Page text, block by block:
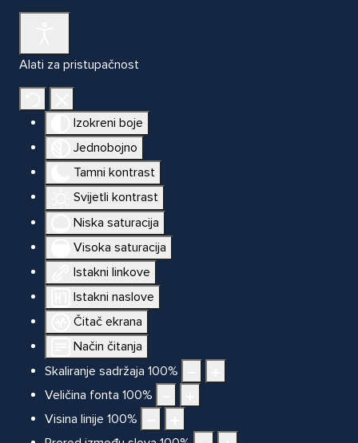
Alati za pristupačnost
Izokreni boje
Jednobojno
Tamni kontrast
Svijetli kontrast
Niska saturacija
Visoka saturacija
Istakni linkove
Istakni naslove
Čitač ekrana
Način čitanja
Skaliranje sadržaja 100%
Veličina fonta 100%
Visina linije 100%